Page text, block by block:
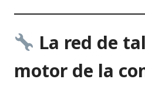
La red de
motor de la